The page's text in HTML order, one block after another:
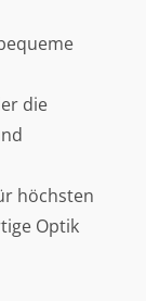
die
höchsten
Optik